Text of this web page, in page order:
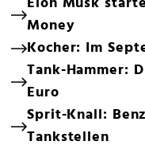
Money
Kocher: Im
Tank-Hammer:
Euro
Sprit-Knall:
Tankstellen